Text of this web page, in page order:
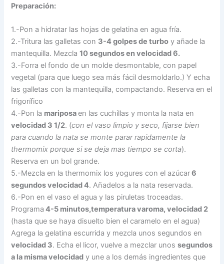
Preparación:
1.-Pon a hidratar las hojas de gelatina en agua fría.
2.-Tritura las galletas con 3-4 golpes de turbo y añade la
mantequilla. Mezcla10 segundos en velocidad 6.
3.-Forra el fondo de un molde desmontable, con papel
vegetal (para que luego sea más fácil desmoldarlo.) Y echa
las galletas con la mantequilla, compactando. Reserva en el
frigorífico
4.-Pon la mariposaen las cuchillas y monta la nata en
velocidad 3 1/2. (con el vaso limpio y seco, fijarse bien
para cuando la nata se monte parar rapidamente la
thermomix porque si se deja mas tiempo se corta).
Reserva en un bol grande.
5.-Mezcla en la thermomix los yogures con el azúcar6
segundos velocidad 4. Añadelos a la nata reservada.
6.-Pon en el vaso el agua y las piruletas troceadas.
Programa 4-5 minutos,temperatura varoma, velocidad 2
(hasta que se haya disuelto bien el caramelo en el agua)
Agrega la gelatina escurrida y mezcla unos segundos en
velocidad 3. Echa el licor, vuelve a mezclar unossegundos
a la misma velocidad y une a los demás ingredientes que